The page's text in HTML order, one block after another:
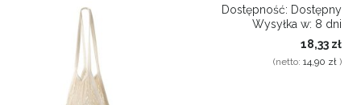
Dostępność: Dostępny
Wysyłka w: 8 dni
18,33 zł
(netto: 14,90 zł )